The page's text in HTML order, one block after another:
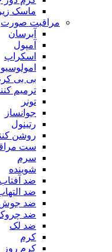
ماسک
مراقبت صورت
آبرسان
آمپول
اسکراپ
بی بی
ترمیم
تونر
جوانساز
رتینول
روشن
ست
سرم
شوینده
ضد آفتاب
ضد
‌ضد
ضد
ضد لک
کرم
کرم روز